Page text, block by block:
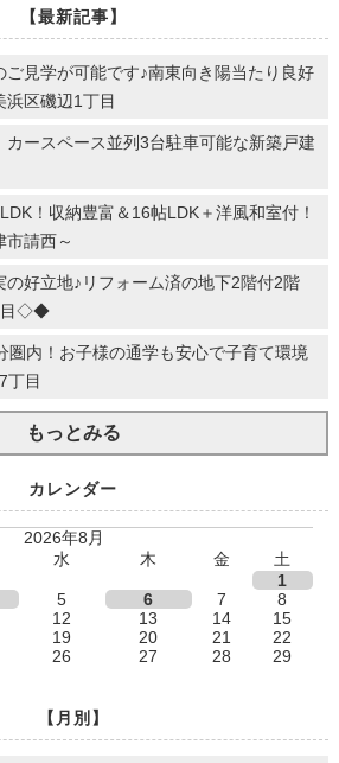
【最新記事】
ご見学が可能です♪南東向き陽当たり良好
浜区磯辺1丁目
カースペース並列3台駐車可能な新築戸建
！収納豊富＆16帖LDK＋洋風和室付！
市請西～
好立地♪リフォーム済の地下2階付2階
目◇◆
圏内！お子様の通学も安心で子育て環境
丁目
もっとみる
カレンダー
2026年8月
水 木 金
土
1
5 6 7
8
12 13 14
15
19 20 21
22
26 27 28
29
【月別】